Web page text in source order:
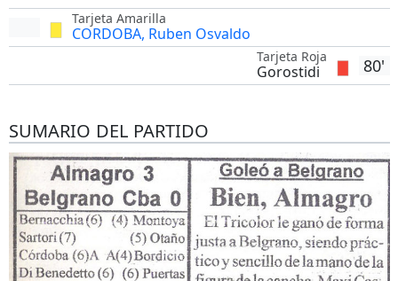
Tarjeta Amarilla
CORDOBA, Ruben Osvaldo
80'
Tarjeta Roja
Gorostidi
SUMARIO DEL PARTIDO